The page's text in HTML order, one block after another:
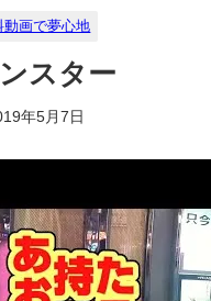
動画で夢心地
スター
年5月7日